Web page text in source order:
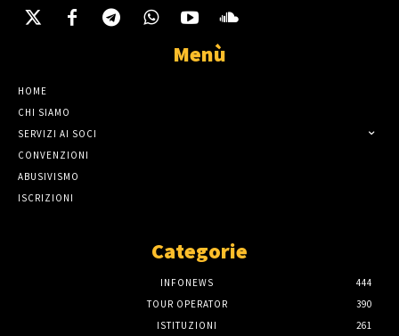
Menù
HOME
CHI SIAMO
SERVIZI AI SOCI
CONVENZIONI
ABUSIVISMO
ISCRIZIONI
Categorie
INFONEWS
444
TOUR OPERATOR
390
ISTITUZIONI
261